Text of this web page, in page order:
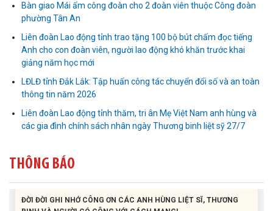
Bàn giao Mái ấm công đoàn cho 2 đoàn viên thuộc Công đoàn
phường Tân An
Liên đoàn Lao động tỉnh trao tặng 100 bộ bút chấm đọc tiếng
Anh cho con đoàn viên, người lao động khó khăn trước khai
giảng năm học mới
LĐLĐ tỉnh Đắk Lắk: Tập huấn công tác chuyển đổi số và an toàn
thông tin năm 2026
Liên đoàn Lao động tỉnh thăm, tri ân Mẹ Việt Nam anh hùng và
các gia đình chính sách nhân ngày Thương binh liệt sỹ 27/7
THÔNG BÁO
Liên đoàn Lao động tỉnh tổ chức trao kinh phí hỗ trợ xây dựng nhà
Mái ấm Công đoàn cho đoàn viên công đoàn có hoàn cảnh...
Bàn giao Mái ấm công đoàn cho 2 đoàn viên thuộc Công đoàn
phường Tân An
Liên đoàn Lao động tỉnh trao tặng 100 bộ bút chấm đọc tiếng Anh
ĐỜI ĐỜI GHI NHỚ CÔNG ƠN CÁC ANH HÙNG LIỆT SĨ, THƯƠNG
BINH VÀ NGƯỜI CÓ CÔNG VỚI CÁCH MẠNG!